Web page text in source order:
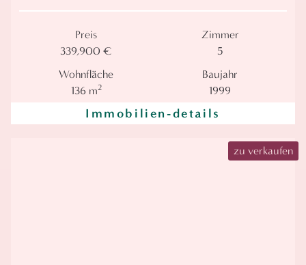
Preis
339,900 €
Zimmer
5
Wohnfläche
136 m2
Baujahr
1999
Immobilien-details
zu verkaufen